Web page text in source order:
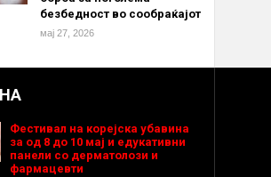
безбедност во сообраќајот
мај 27, 2026
Фестивал на корејска убавина
за од 8 до 10 мај и едукативни
панели со дерматолози и
фармацевти